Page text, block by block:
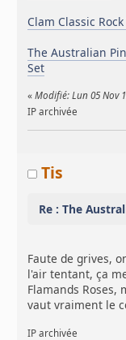
Clam Classic
The Australian
Set
«Modifié: Lun 05 Nov
IP archivée
Tis
Re : The
Faute de grives,
l'air tentant, ça
Flamands Roses,
vaut vraiment le
IP archivée